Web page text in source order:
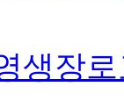
생장